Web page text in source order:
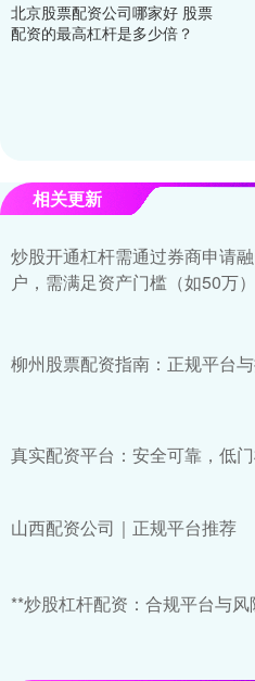
北京股票配资公司哪家好 股票
配资的最高杠杆是多少倍？
相关更新
炒股开通杠杆需通过券商申请
户，需满足资产门槛（如50万
柳州股票配资指南：正规平台
真实配资平台：安全可靠，低
山西配资公司｜正规平台推荐
**炒股杠杆配资：合规平台与